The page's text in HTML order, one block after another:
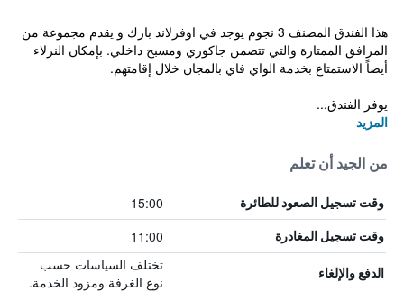
هذا الفندق المصنف 3 نجوم يوجد في اوفرلاند بارك و يقدم مجموعة من
المرافق الممتازة والتي تتضمن جاكوزي ومسبح داخلي. بإمكان النزلاء
أيضاً الاستمتاع بخدمة الواي فاي بالمجان خلال إقامتهم.
يوفر الفندق...
المزيد
من الجيد أن تعلم
وقت تسجيل الصعود للطائرة 15:00
وقت تسجيل المغادرة 11:00
الدفع والإلغاء
تختلف السياسات حسب
نوع الغرفة ومزود الخدمة.